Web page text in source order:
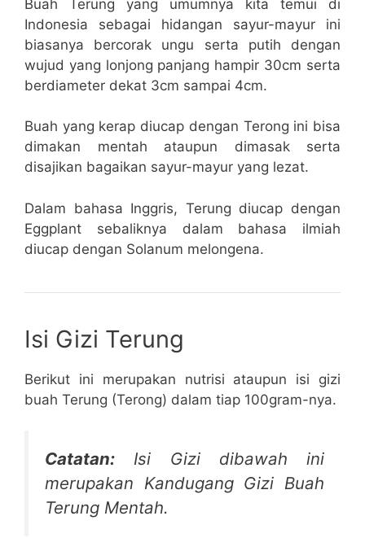
Buah Terung yang umumnya kita temui di
Indonesia sebagai hidangan sayur-mayur ini
biasanya bercorak ungu serta putih dengan
wujud yang lonjong panjang hampir 30cm serta
berdiameter dekat 3cm sampai 4cm.
Buah yang kerap diucap dengan Terong ini bisa
dimakan mentah ataupun dimasak serta
disajikan bagaikan sayur-mayur yang lezat.
Dalam bahasa Inggris, Terung diucap dengan
Eggplant sebaliknya dalam bahasa ilmiah
diucap dengan Solanum melongena.
Isi Gizi Terung
Berikut ini merupakan nutrisi ataupun isi gizi
buah Terung (Terong) dalam tiap 100gram-nya.
Catatan: Isi Gizi dibawah ini
merupakan Kandugang Gizi Buah
Terung Mentah.